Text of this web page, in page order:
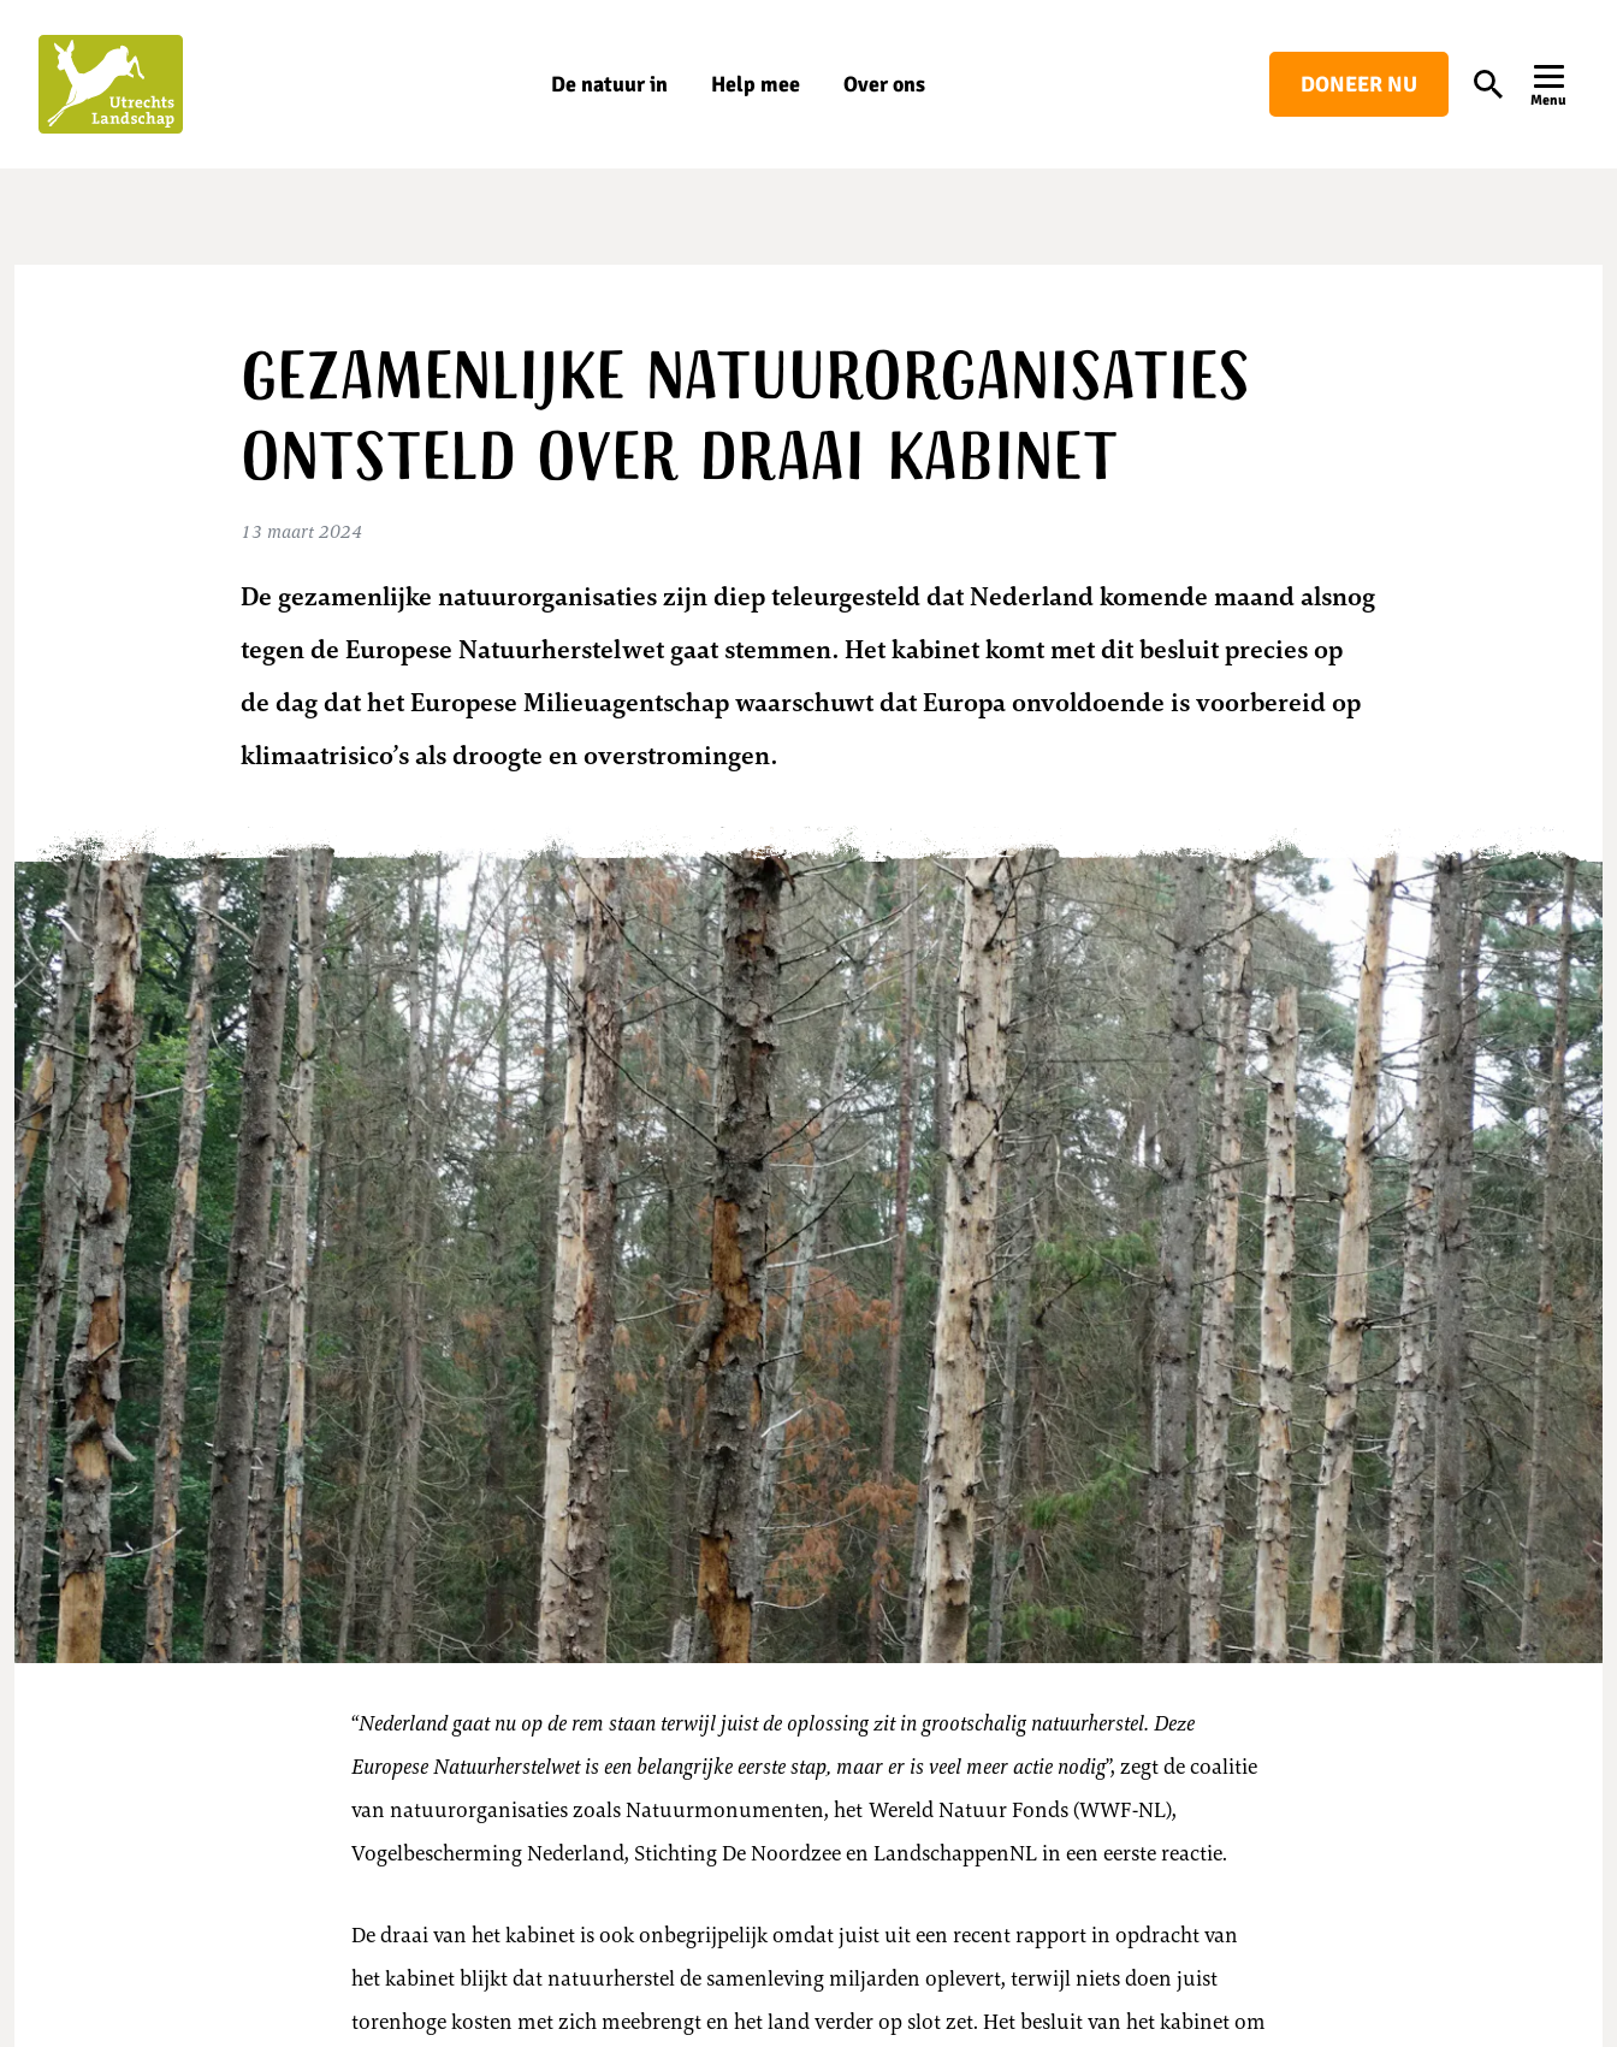
De natuur in Help mee Over ons DONEER NU
Search Menu
Gezamenlijke natuurorganisaties
ontsteld over draai kabinet
13 maart 2024
De gezamenlijke natuurorganisaties zijn diep teleurgesteld dat Nederland komende maand alsnog
tegen de Europese Natuurherstelwet gaat stemmen. Het kabinet komt met dit besluit precies op
de dag dat het Europese Milieuagentschap waarschuwt dat Europa onvoldoende is voorbereid op
klimaatrisico’s als droogte en overstromingen.
“Nederland gaat nu op de rem staan terwijl juist de oplossing zit in grootschalig natuurherstel. Deze
Europese Natuurherstelwet is een belangrijke eerste stap, maar er is veel meer actie nodig”, zegt de coalitie
van natuurorganisaties zoals Natuurmonumenten, het Wereld Natuur Fonds (WWF-NL),
Vogelbescherming Nederland, Stichting De Noordzee en LandschappenNL in een eerste reactie.
De draai van het kabinet is ook onbegrijpelijk omdat juist uit een recent rapport in opdracht van
het kabinet blijkt dat natuurherstel de samenleving miljarden oplevert, terwijl niets doen juist
torenhoge kosten met zich meebrengt en het land verder op slot zet. Het besluit van het kabinet om